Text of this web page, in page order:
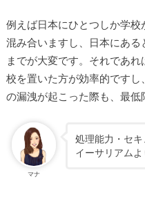
例えば日本にひとつしか学
混み合いますし、日本にある
までが大変です。それであ
校を置いた方が効率的です
の漏洩が起こった際も、最低
マナ
処理能力・セ
イーサリアム